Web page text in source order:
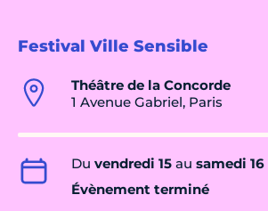
Festival Ville Sensible
Théâtre de la Concorde
1 Avenue Gabriel, Paris
Du vendredi 15 au samedi
Évènement terminé